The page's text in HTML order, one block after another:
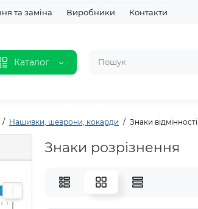
та заміна Виробники Контакти
Каталог
Нашивки, шеврони, кокарди Знаки відмінності
Знаки розрізнення